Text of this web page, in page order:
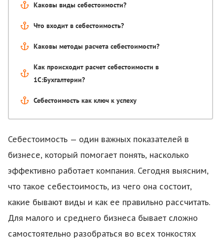
Каковы виды себестоимости?
Что входит в себестоимость?
Каковы методы расчета себестоимости?
Как происходит расчет себестоимости в
1С:Бухгалтерии?
Себестоимость как ключ к успеху
Себестоимость — один важных показателей в
бизнесе, который помогает понять, насколько
эффективно работает компания. Сегодня выясним,
что такое себестоимость, из чего она состоит,
какие бывают виды и как ее правильно рассчитать.
Для малого и среднего бизнеса бывает сложно
самостоятельно разобраться во всех тонкостях